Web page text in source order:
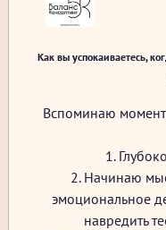
Как вы успокаиваетесь,
Вспоминаю
1.
2. Начинаю
эмоциональное
навредить